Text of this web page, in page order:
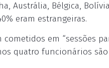
Austrália, Bélgica,
eram estrangeiras.
em “sessões
quatro funcionários